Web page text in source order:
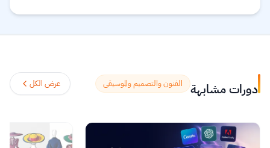
العالم العربي في مجال التربية والتعليم كونهما حجر
والعالم، بالإضافة إلى تقديم بعض المساقات العالمية
المترجمة للغة العربية وذلك تماشيًا مع إيمان الملكة
تحسين نوعية حياة المجتمعات والدول والأفراد على
جميع المستويات.
دورات مشابهة الفنون والتصميم والموسيقى عرض الكل